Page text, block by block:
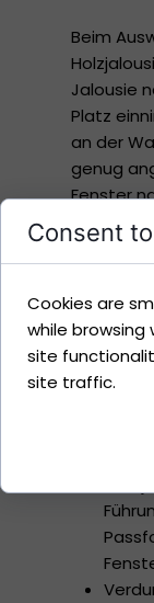
Beim
Jalousie
Platz
an der
genug
Fenster
werden
unten,
Consent
Cookies are
while
site
site traffic.